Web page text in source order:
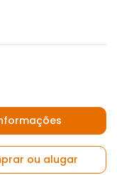
ou alugar